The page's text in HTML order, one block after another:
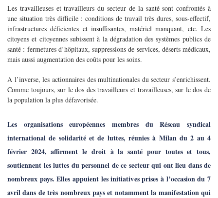
Les travailleuses et travailleurs du secteur de la santé sont confrontés à
une situation très difficile : conditions de travail très dures, sous-effectif,
infrastructures déficientes et insuffisantes, matériel manquant, etc. Les
citoyens et citoyennes subissent à la dégradation des systèmes publics de
santé : fermetures d’hôpitaux, suppressions de services, déserts médicaux,
mais aussi augmentation des coûts pour les soins.
A l’inverse, les actionnaires des multinationales du secteur s’enrichissent.
Comme toujours, sur le dos des travailleurs et travailleuses, sur le dos de
la population la plus défavorisée.
Les organisations européennes membres du Réseau syndical
international de solidarité et de luttes, réunies à Milan du 2 au 4
février 2024, affirment le droit à la santé pour toutes et tous,
soutiennent les luttes du personnel de ce secteur qui ont lieu dans de
nombreux pays. Elles appuient les initiatives prises à l’occasion du 7
avril dans de très nombreux pays et notamment la manifestation qui